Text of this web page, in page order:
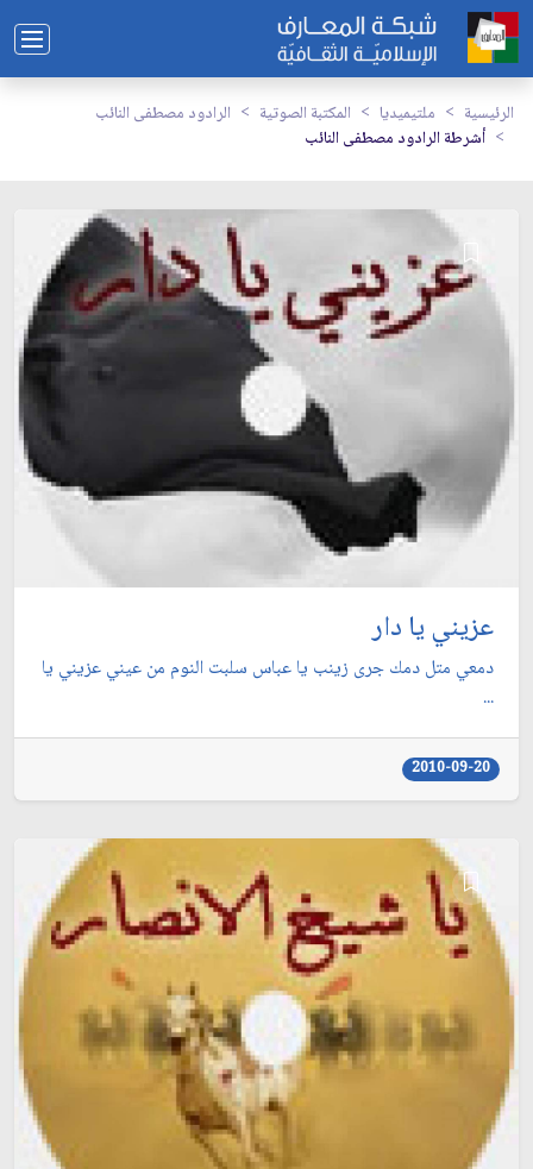
الرئيسية ملتيميديا المكتبة الصوتية
الرادود مصطفى النائب
أشرطة الرادود مصطفى النائب
عزيني يا دار
دمعي متل دمك جرى زينب يا عباس سلبت النوم من عيني عزيني يا
...
2010-09-20